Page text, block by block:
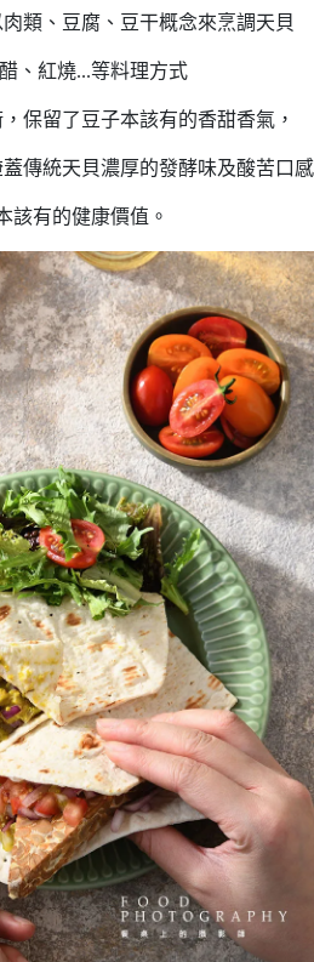
類、豆腐、豆干概念來烹調天貝
、紅燒...等料理方式
保留了豆子本該有的香甜香氣，
傳統天貝濃厚的發酵味及酸苦口感
該有的健康價值 。